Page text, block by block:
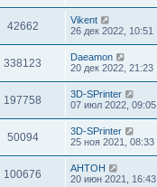
42662
Vikent
26 дек 2022, 10:51
338123
Daeamon
20 дек 2022, 21:23
197758
3D-SPrinter
07 июл 2022, 09:05
50094
3D-SPrinter
25 ноя 2021, 08:33
100676
AHTOH
20 июн 2021, 16:43